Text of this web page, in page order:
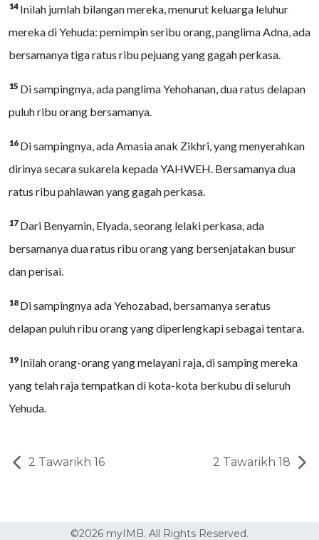
14 Inilah jumlah bilangan mereka, menurut keluarga leluhur
mereka di Yehuda: pemimpin seribu orang, panglima Adna, ada
bersamanya tiga ratus ribu pejuang yang gagah perkasa.
15 Di sampingnya, ada panglima Yehohanan, dua ratus delapan
puluh ribu orang bersamanya.
16 Di sampingnya, ada Amasia anak Zikhri, yang menyerahkan
dirinya secara sukarela kepada YAHWEH. Bersamanya dua
ratus ribu pahlawan yang gagah perkasa.
17 Dari Benyamin, Elyada, seorang lelaki perkasa, ada
bersamanya dua ratus ribu orang yang bersenjatakan busur
dan perisai.
18 Di sampingnya ada Yehozabad, bersamanya seratus
delapan puluh ribu orang yang diperlengkapi sebagai tentara.
19 Inilah orang-orang yang melayani raja, di samping mereka
yang telah raja tempatkan di kota-kota berkubu di seluruh
Yehuda.
2 Tawarikh 16 2 Tawarikh 18
©2026 myIMB. All Rights Reserved.